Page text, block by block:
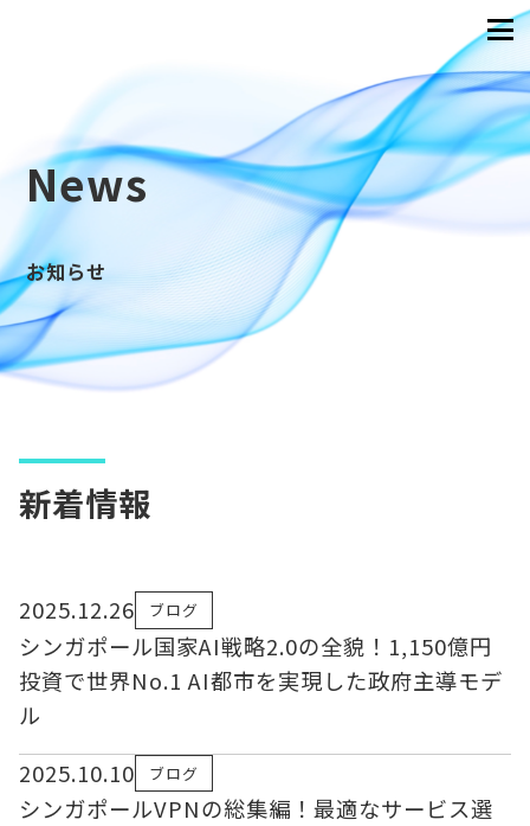
News
お知らせ
新着情報
2025.12.26 ブログ
シンガポール国家AI戦略2.0の全貌！1,150億円
投資で世界No.1 AI都市を実現した政府主導モデ
ル
2025.10.10
ブログ
シンガポールVPNの総集編！最適なサービス選